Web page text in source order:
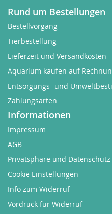
Rund um Bestellungen
Bestellvorgang
Tierbestellung
Lieferzeit und Versandkosten
Aquarium kaufen auf
Entsorgungs- und
Zahlungsarten
Informationen
Impressum
AGB
Privatsphäre und Datenschutz
Cookie Einstellungen
Info zum Widerruf
Vordruck für Widerruf